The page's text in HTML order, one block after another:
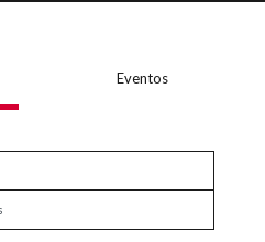
Eventos